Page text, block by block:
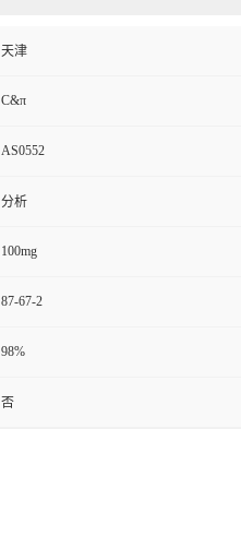
天津
C&π
AS0552
分析
100mg
87-67-2
98%
否